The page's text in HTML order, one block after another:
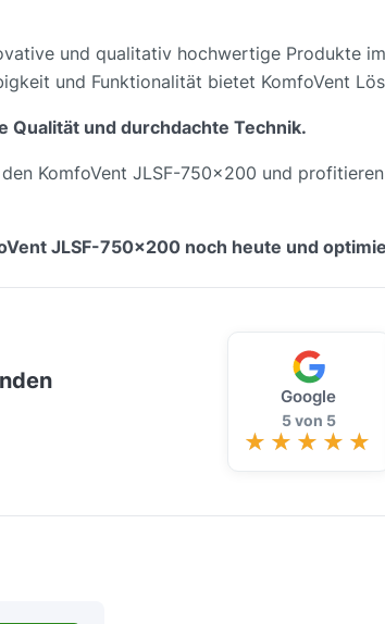
und qualitativ hochwertige Produkte
und Funktionalität bietet KomfoVent
Qualität und durchdachte Technik.
KomfoVent JLSF-750x200 und
JLSF-750x200 noch heute und
Google
5 von 5